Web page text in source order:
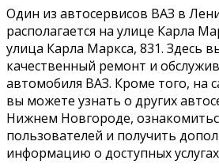
Один из автосервисов ВАЗ в
располагается на улице Карла
улица Карла Маркса, 831. Здесь
качественный ремонт и
автомобиля ВАЗ. Кроме того, на
вы можете узнать о других
Нижнем Новгороде,
пользователей и получить
информацию о доступных услугах